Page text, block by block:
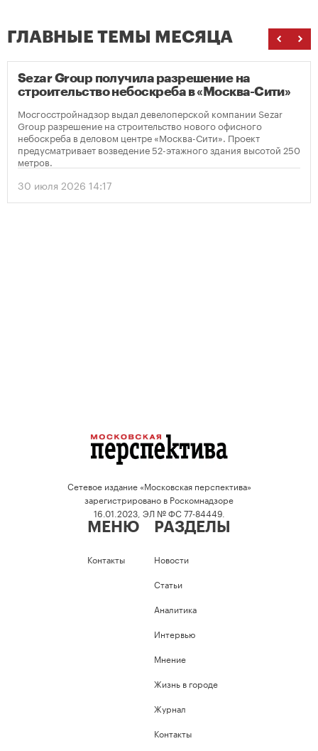
ГЛАВНЫЕ ТЕМЫ МЕСЯЦА
Sezar Group получила разрешение на
строительство небоскреба в «Москва-Сити»
Мосгосстройнадзор выдал девелоперской компании Sezar
Group разрешение на строительство нового офисного
небоскреба в деловом центре «Москва-Сити». Проект
предусматривает возведение 52-этажного здания высотой 250
метров.
30 июля 2026 14:17
Сетевое издание «Московская перспектива»
зарегистрировано в Роскомнадзоре
16.01.2023, ЭЛ № ФС 77-84449.
МЕНЮ
Контакты
РАЗДЕЛЫ
Новости
Статьи
Аналитика
Интервью
Мнение
Жизнь в городе
Журнал
Контакты